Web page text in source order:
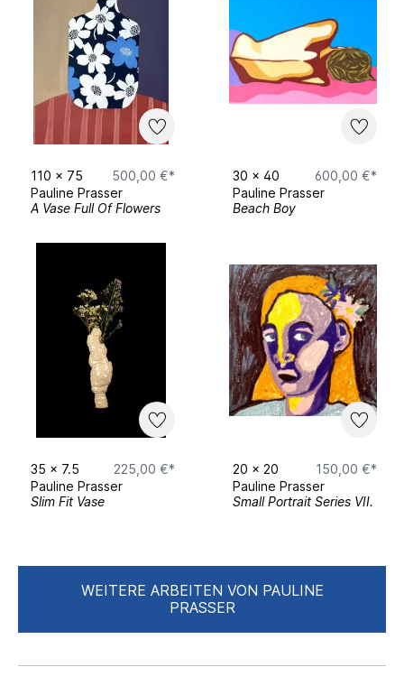
110 x 75
500,00 €*
Pauline Prasser
A Vase Full Of Flowers
30 x 40
600,00 €*
Pauline Prasser
Beach Boy
35 x 7.5
225,00 €*
Pauline Prasser
Slim Fit Vase
20 x 20
150,00 €*
Pauline Prasser
Small Portrait Series VII.
WEITERE ARBEITEN VON PAULINE
PRASSER